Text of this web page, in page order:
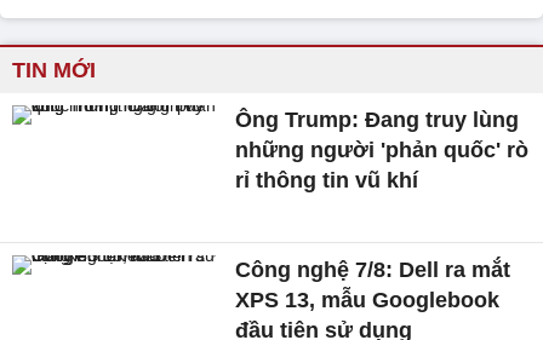
TIN MỚI
Ông Trump: Đang truy lùng
những người 'phản quốc' rò
rỉ thông tin vũ khí
Công nghệ 7/8: Dell ra mắt
XPS 13, mẫu Googlebook
đầu tiên sử dụng